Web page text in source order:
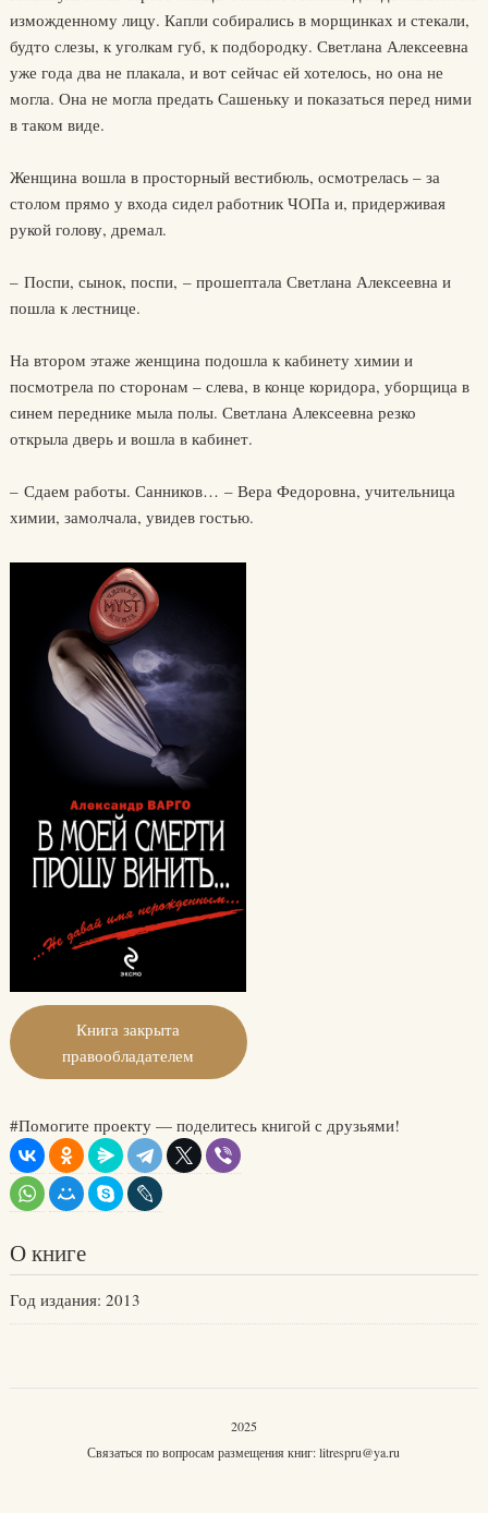
изможденному лицу. Капли собирались в морщинках и стекали,
будто слезы, к уголкам губ, к подбородку. Светлана Алексеевна
уже года два не плакала, и вот сейчас ей хотелось, но она не
могла. Она не могла предать Сашеньку и показаться перед ними
в таком виде.
Женщина вошла в просторный вестибюль, осмотрелась – за
столом прямо у входа сидел работник ЧОПа и, придерживая
рукой голову, дремал.
– Поспи, сынок, поспи, – прошептала Светлана Алексеевна и
пошла к лестнице.
На втором этаже женщина подошла к кабинету химии и
посмотрела по сторонам – слева, в конце коридора, уборщица в
синем переднике мыла полы. Светлана Алексеевна резко
открыла дверь и вошла в кабинет.
– Сдаем работы. Санников… – Вера Федоровна, учительница
химии, замолчала, увидев гостью.
Книга закрыта
правообладателем
#Помогите проекту — поделитесь книгой с друзьями!
О книге
Год издания: 2013
2025
Связаться по вопросам размещения книг:litrespru@ya.ru